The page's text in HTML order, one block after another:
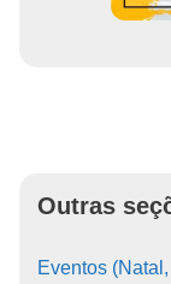
Outras
Eventos